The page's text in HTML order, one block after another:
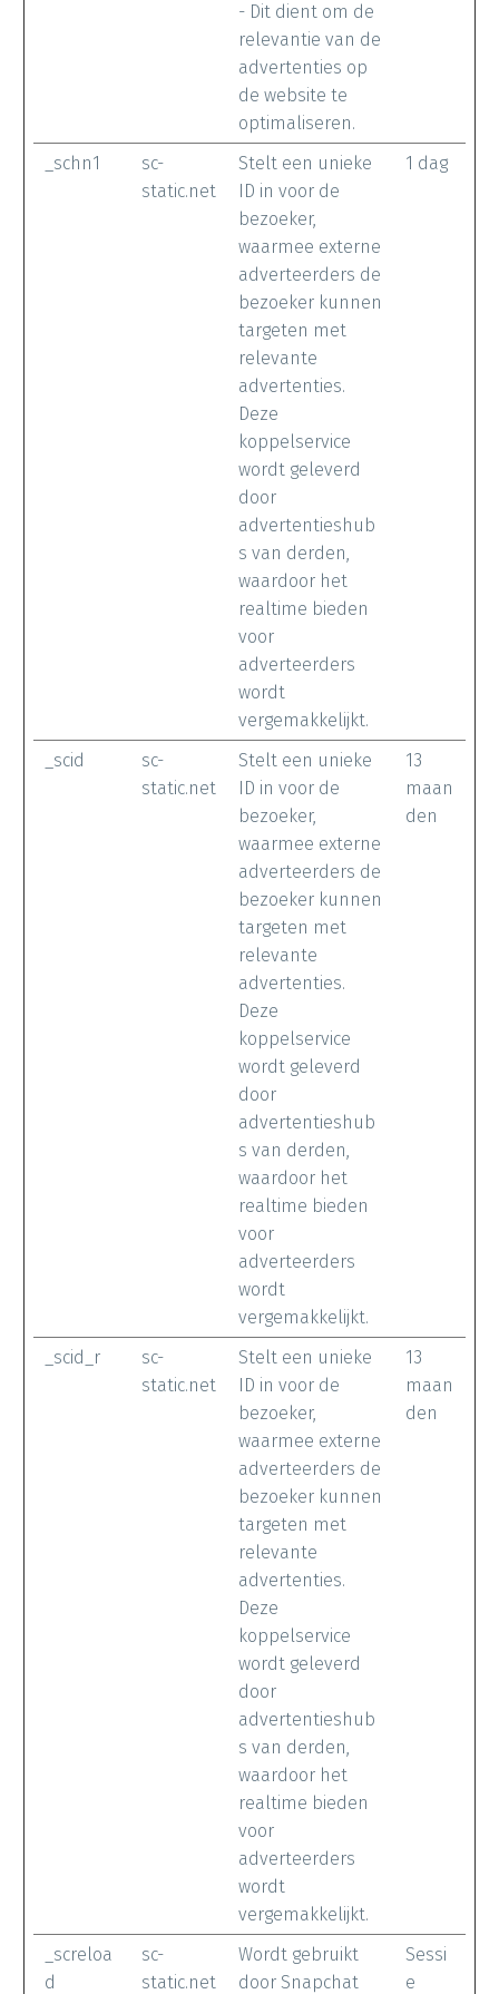
- Dit dient om de
relevantie van de
advertenties op
de website te
optimaliseren.
_schn1
sc-
static.net
Stelt een unieke
ID in voor de
bezoeker,
waarmee externe
adverteerders de
bezoeker kunnen
targeten met
relevante
advertenties.
Deze
koppelservice
wordt geleverd
door
advertentieshub
s van derden,
waardoor het
realtime bieden
voor
adverteerders
wordt
vergemakkelijkt.
1 dag
_scid
sc-
static.net
Stelt een unieke
ID in voor de
bezoeker,
waarmee externe
adverteerders de
bezoeker kunnen
targeten met
relevante
advertenties.
Deze
koppelservice
wordt geleverd
door
advertentieshub
s van derden,
waardoor het
realtime bieden
voor
adverteerders
wordt
vergemakkelijkt.
13
maan
den
_scid_r
sc-
static.net
Stelt een unieke
ID in voor de
bezoeker,
waarmee externe
adverteerders de
bezoeker kunnen
targeten met
relevante
advertenties.
Deze
koppelservice
wordt geleverd
door
advertentieshub
s van derden,
waardoor het
realtime bieden
voor
adverteerders
wordt
vergemakkelijkt.
13
maan
den
_screloa
d
sc-
static.net
Wordt gebruikt
door Snapchat
Sessi
e